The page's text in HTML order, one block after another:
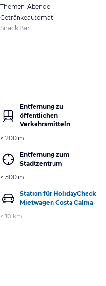
Themen-Abende
Getränkeautomat
Snack Bar
Entfernung zu
öffentlichen
Verkehrsmitteln
< 200 m
Entfernung zum
Stadtzentrum
< 500 m
Station für HolidayCheck
Mietwagen Costa Calma
< 10 km